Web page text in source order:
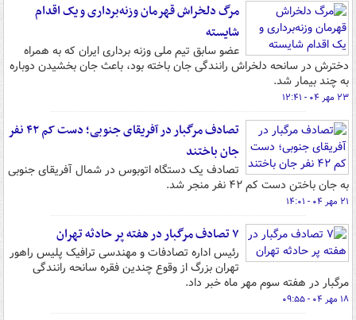
مرگ دلخراش قهرمان وزنه‌برداری و یک اقدام
شایسته
عضو سابق تیم ملی وزنه برداری ایران که به همراه
دخترش در سانحه دلخراش رانندگی جان باخته بود، باعث جان بخشیدن دوباره
به چند بیمار شد.
۲۳ مهر ۰۴ - ۱۲:۴۱
تصادف مرگبار در آفریقای جنوبی؛ دست کم ۴۲ نفر
جان باختند
تصادف یک دستگاه اتوبوس در شمال آفریقای جنوبی
به جان باختن دست کم ۴۲ نفر منجر شد.
۲۱ مهر ۰۴ - ۱۴:۰۱
۷ تصادف مرگبار در هفته پر حادثه تهران
رئیس اداره تصادفات و مهندسی ترافیک پلیس راهور
تهران بزرگ از وقوع چندین فقره سانحه رانندگی
مرگبار در هفته سوم مهر ماه خبر داد.
۱۸ مهر ۰۴ - ۰۹:۵۵